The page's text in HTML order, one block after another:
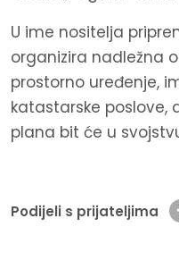
U ime nositelja
organizira nadležna
prostorno uređenje,
katastarske poslove,
plana bit će u
Podijeli s prijateljima